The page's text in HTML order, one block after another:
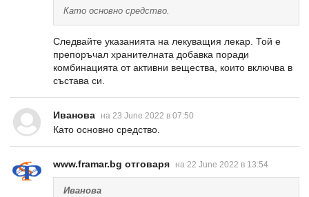
Като основно средство.
Следвайте указанията на лекуващия лекар. Той е
препоръчал хранителната добавка поради
комбинацията от активни вещества, които включва в
състава си.
Иванова на 23 June 2022 в 07:50
Като основно средство.
www.framar.bg отговаря на 22 June 2022 в 13:54
Иванова